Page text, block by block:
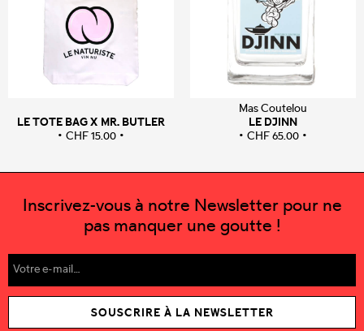
LE TOTE BAG X MR. BUTLER
CHF15.00
Mas Coutelou
LE DJINN
CHF65.00
Inscrivez-vous à notre Newsletter pour ne
pas manquer une goutte !
SOUSCRIRE À LA NEWSLETTER